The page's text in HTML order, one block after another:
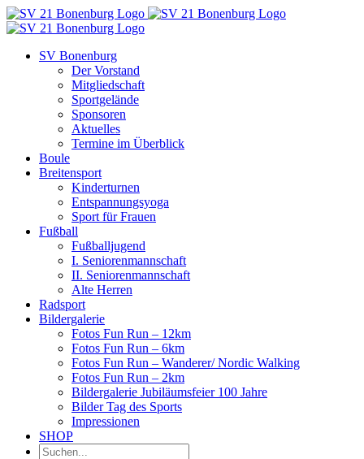
Zum
Inhalt
SV Bonenburg
Der Vorstand
Mitgliedschaft
Sportgelände
Sponsoren
Aktuelles
Termine im Überblick
Boule
Breitensport
Kinderturnen
Entspannungsyoga
Sport für Frauen
Fußball
Fußballjugend
I. Seniorenmannschaft
II. Seniorenmannschaft
Alte Herren
Radsport
Bildergalerie
Fotos Fun Run – 12km
Fotos Fun Run – 6km
Fotos Fun Run – Wanderer/ Nordic Walking
Fotos Fun Run – 2km
Bildergalerie Jubiläumsfeier 100 Jahre
Bilder Tag des Sports
Impressionen
SHOP
Suche